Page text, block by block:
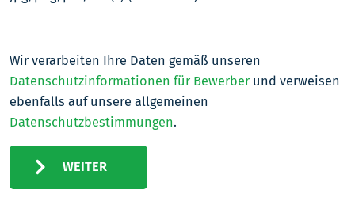
Wir verarbeiten Ihre Daten gemäß unseren
Datenschutzinformationen für Bewerber und verweisen
ebenfalls auf unsere allgemeinen
Datenschutzbestimmungen.
WEITER